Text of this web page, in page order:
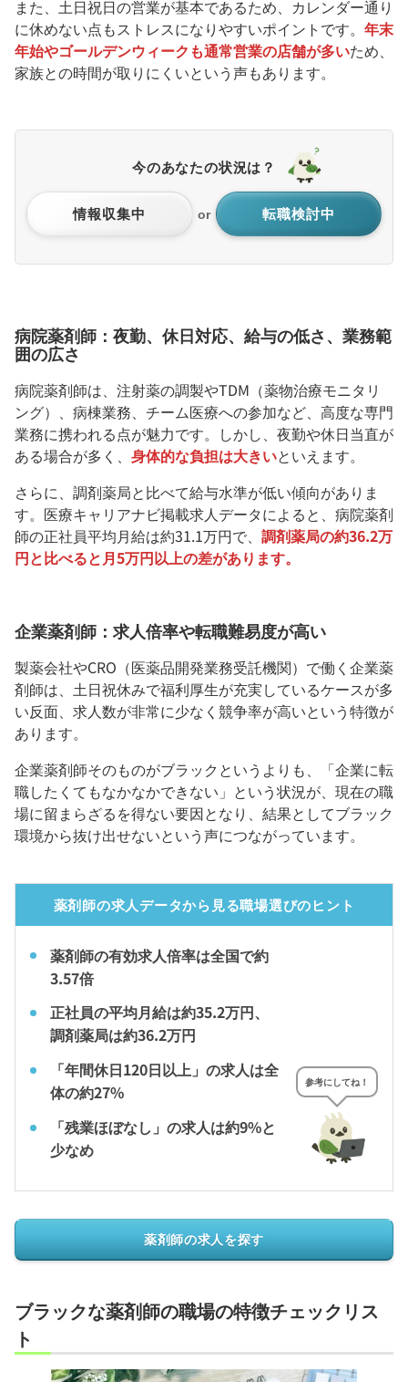
また、土日祝日の営業が基本であるため、カレンダー通り
に休めない点もストレスになりやすいポイントです。 年末
年始やゴールデンウィークも通常営業の店舗が多いため、
家族との時間が取りにくいという声もあります。
今のあなたの状況は？
情報収集中 or 転職検討中
病院薬剤師：夜勤、休日対応、給与の低さ、業務範
囲の広さ
病院薬剤師は、注射薬の調製やTDM（薬物治療モニタリ
ング）、病棟業務、チーム医療への参加など、高度な専門
業務に携われる点が魅力です。しかし、夜勤や休日当直が
ある場合が多く、 身体的な負担は大きいといえます。
さらに、調剤薬局と比べて給与水準が低い傾向がありま
す。医療キャリアナビ掲載求人データによると、病院薬剤
師の正社員平均月給は約31.1万円で、 調剤薬局の約36.2万
円と比べると月5万円以上の差があります。
企業薬剤師：求人倍率や転職難易度が高い
製薬会社やCRO（医薬品開発業務受託機関）で働く企業薬
剤師は、土日祝休みで福利厚生が充実しているケースが多
い反面、求人数が非常に少なく競争率が高いという特徴が
あります。
企業薬剤師そのものがブラックというよりも、「企業に転
職したくてもなかなかできない」という状況が、現在の職
場に留まらざるを得ない要因となり、結果としてブラック
環境から抜け出せないという声につながっています。
薬剤師の求人データから見る職場選びのヒント
薬剤師の有効求人倍率は全国で約
3.57倍
正社員の平均月給は約35.2万円、
調剤薬局は約36.2万円
「年間休日120日以上」の求人は全
体の約27%
「残業ほぼなし」の求人は約9%と
少なめ
参考にしてね！
薬剤師の求人を探す
ブラックな薬剤師の職場の特徴チェックリス
ト